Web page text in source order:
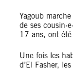
Yagoub
de ses
17 ans, ont
Une fois les
d’El Fasher,